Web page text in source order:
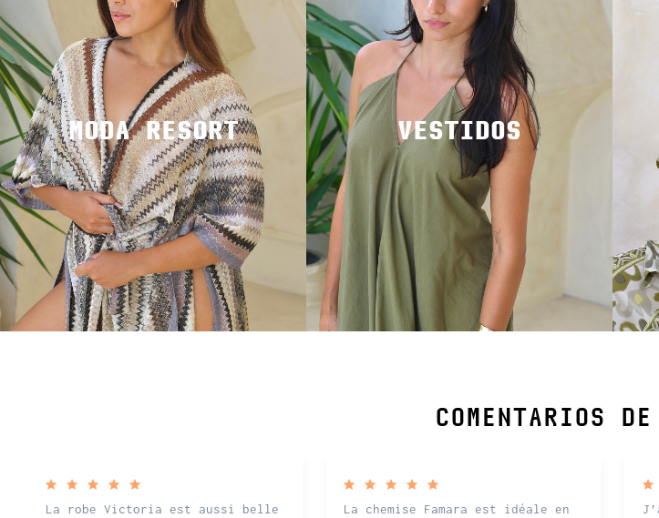
MODA RESORT VESTIDOS
COMENTARIOS
La robe Victoria est aussi belle
La chemise Famara est idéale en